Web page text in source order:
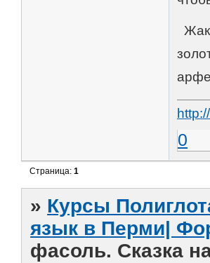
0
Страница:1
» Курсы
язык в Перми|
фасоль. Сказка